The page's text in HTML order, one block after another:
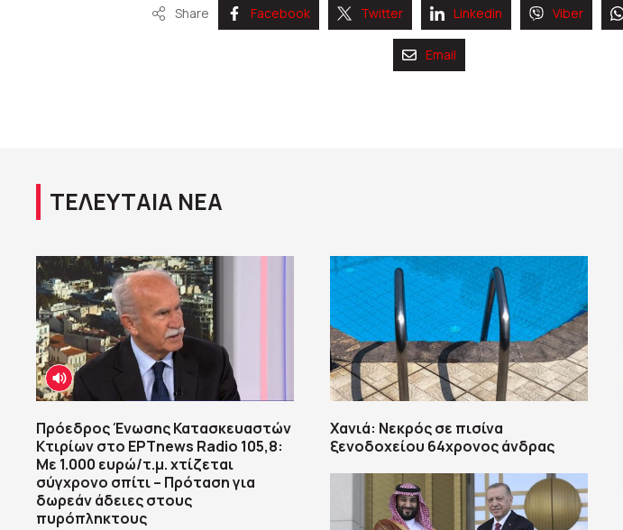
Share Facebook Twitter Linkedin Viber
Email
ΤΕΛΕΥΤΑΙΑ ΝΕΑ
Πρόεδρος Ένωσης Κατασκευαστών
Κτιρίων στο ΕΡΤnews Radio 105,8:
Με 1.000 ευρώ/τ.μ. χτίζεται
σύγχρονο σπίτι – Πρόταση για
δωρεάν άδειες στους
πυρόπληκτους
Χανιά: Νεκρός σε πισίνα
ξενοδοχείου 64χρονος άνδρας